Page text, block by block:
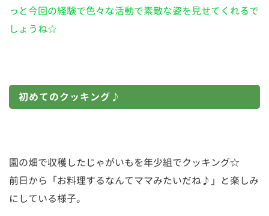
っと今回の経験で色々な活動で素敵な姿を見せてくれるで
しょうね☆
初めてのクッキング♪
園の畑で収穫したじゃがいもを年少組でクッキング☆
前日から「お料理するなんてママみたいだね♪」と楽しみ
にしている様子。